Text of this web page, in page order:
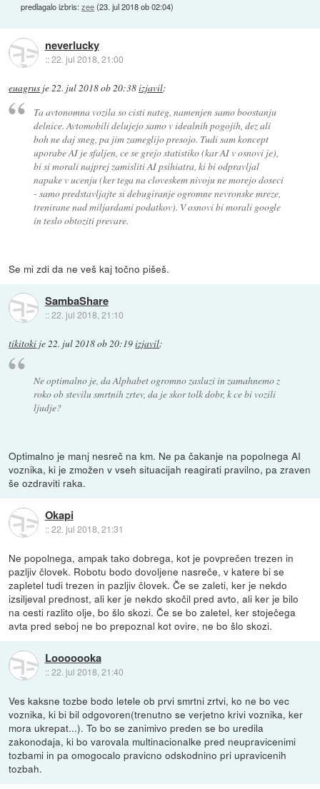
predlagalo izbris:zee(23. jul 2018 ob 02:04)
neverlucky
::22. jul 2018, 21:00
euagrus je22. jul 2018 ob 20:38izjavil:
Ta avtonomna vozila so cisti nateg, namenjen samo boostanju
delnice. Avtomobili delujejo samo v idealnih pogojih, dez ali
boh ne daj sneg, pa jim zameglijo presojo. Tudi sam koncept
uporabe AI je sfaljen, ce se grejo statistiko (kar AI v osnovi je),
bi si morali najprej zamisliti AI psihiatra, ki bi odpravljal
napake v ucenju (ker tega na cloveskem nivoju ne morejo doseci
- samo predstavljajte si debugiranje ogromne nevronske mreze,
trenirane nad miljardami podatkov). V osnovi bi morali google
in teslo obtoziti prevare.
Se mi zdi da ne veš kaj točno pišeš.
SambaShare
::22. jul 2018, 21:10
tikitoki je 22. jul 2018 ob 20:19izjavil:
Ne optimalno je, da Alphabet ogromno zasluzi in zamahnemo z
roko ob stevilu smrtnih zrtev, da je skor tolk dobr, k ce bi vozili
ljudje?
Optimalno je manj nesreč na km. Ne pa čakanje na popolnega AI
voznika, ki je zmožen v vseh situacijah reagirati pravilno, pa zraven
še ozdraviti raka.
Okapi
::22. jul 2018, 21:31
Ne popolnega, ampak tako dobrega, kot je povprečen trezen in
pazljiv človek. Robotu bodo dovoljene nasreče, v katere bi se
zapletel tudi trezen in pazljiv človek. Če se zaleti, ker je nekdo
izsiljeval prednost, ali ker je nekdo skočil pred avto, ali ker je bilo
na cesti razlito olje, bo šlo skozi. Če se bo zaletel, ker stoječega
avta pred seboj ne bo prepoznal kot ovire, ne bo šlo skozi.
Looooooka
::22. jul 2018, 21:40
Ves kaksne tozbe bodo letele ob prvi smrtni zrtvi, ko ne bo vec
voznika, ki bi bil odgovoren(trenutno se verjetno krivi voznika, ker
mora ukrepat...). To bo se zanimivo preden se bo uredila
zakonodaja, ki bo varovala multinacionalke pred neupravicenimi
tozbami in pa omogocalo pravicno odskodnino pri upravicenih
tozbah.